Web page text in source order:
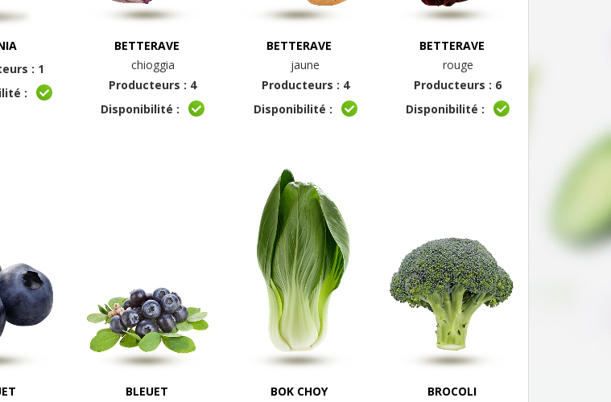
: 1
:
BETTERAVE
chioggia
Producteurs : 4
Disponibilité :
BETTERAVE
jaune
Producteurs : 4
Disponibilité :
BETTERAVE
rouge
Producteurs : 6
Disponibilité :
BLEUET
BOK CHOY
BROCOLI